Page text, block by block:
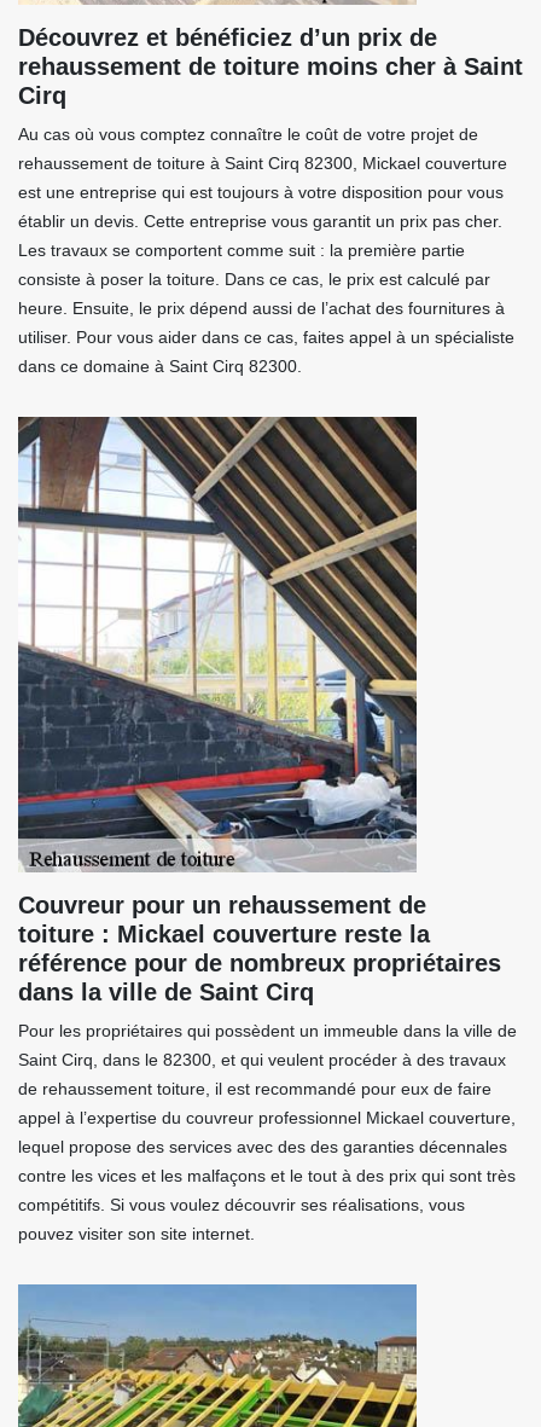
Découvrez et bénéficiez d’un prix de
rehaussement de toiture moins cher à Saint
Cirq
Au cas où vous comptez connaître le coût de votre projet de
rehaussement de toiture à Saint Cirq 82300, Mickael couverture
est une entreprise qui est toujours à votre disposition pour vous
établir un devis. Cette entreprise vous garantit un prix pas cher.
Les travaux se comportent comme suit : la première partie
consiste à poser la toiture. Dans ce cas, le prix est calculé par
heure. Ensuite, le prix dépend aussi de l’achat des fournitures à
utiliser. Pour vous aider dans ce cas, faites appel à un spécialiste
dans ce domaine à Saint Cirq 82300.
Couvreur pour un rehaussement de
toiture : Mickael couverture reste la
référence pour de nombreux propriétaires
dans la ville de Saint Cirq
Pour les propriétaires qui possèdent un immeuble dans la ville de
Saint Cirq, dans le 82300, et qui veulent procéder à des travaux
de rehaussement toiture, il est recommandé pour eux de faire
appel à l’expertise du couvreur professionnel Mickael couverture,
lequel propose des services avec des des garanties décennales
contre les vices et les malfaçons et le tout à des prix qui sont très
compétitifs. Si vous voulez découvrir ses réalisations, vous
pouvez visiter son site internet.